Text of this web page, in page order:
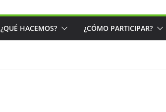
¿QUÉ HACEMOS? ¿CÓMO PARTICIPAR?